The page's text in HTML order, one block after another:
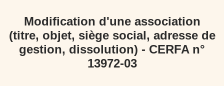
Modification d'une association
(titre, objet, siège social, adresse de
gestion, dissolution) - CERFA n°
13972-03